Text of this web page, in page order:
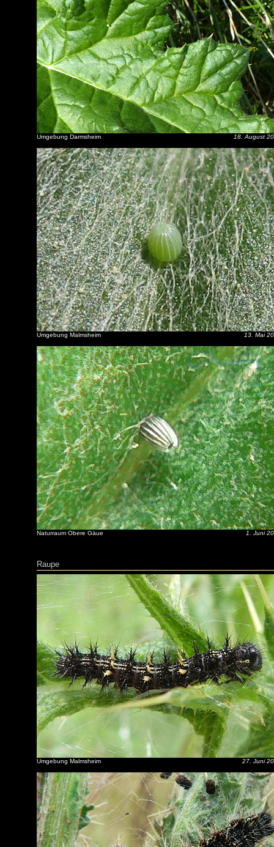
Umgebung Darmsheim 18. August
Umgebung Malmsheim 13. Mai
Naturraum Obere Gäue 1. Juni
Raupe
Umgebung Malmsheim 27. Juni